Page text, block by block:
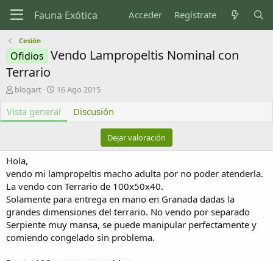
Acceder Regístrate
Cesión
Ofidios Vendo Lampropeltis Nominal con
Terrario
A
t
o
blogart
F
c
h
r
e
a
c
ó
n
16 Ago 2015
Vista general Discusión
Dejar valoración
Hola,
vendo mi lampropeltis macho adulta por no poder atenderla.
La vendo con Terrario de 100x50x40.
Solamente para entrega en mano en Granada dadas la
grandes dimensiones del terrario. No vendo por separado
Serpiente muy mansa, se puede manipular perfectamente y
comiendo congelado sin problema.